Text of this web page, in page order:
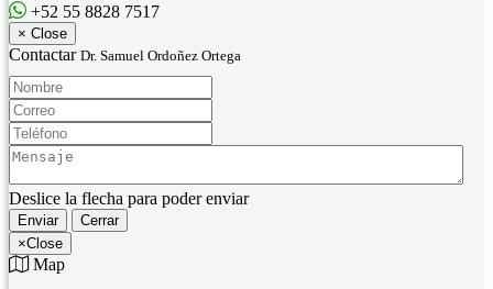
+52 55 8828 7517
× Close
Contactar Dr. Samuel Ordoñez Ortega
Nombre:
Correo:
Teléfono:
Mensaje:
Deslice la flecha para poder enviar
Enviar
Cerrar
×Close
Map